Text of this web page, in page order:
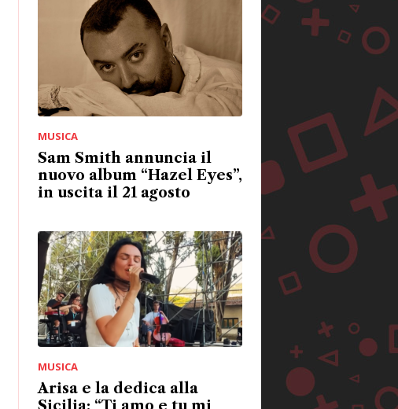
MUSICA
Sam Smith annuncia il
nuovo album “Hazel Eyes”,
in uscita il 21 agosto
MUSICA
Arisa e la dedica alla